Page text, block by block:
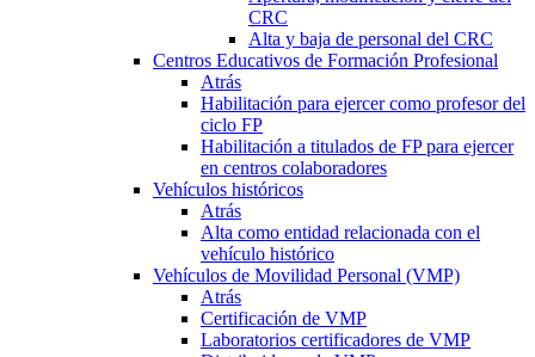
CRC
Alta y baja de personal del CRC
Centros Educativos de Formación Profesional
Atrás
Habilitación para ejercer como profesor del
ciclo FP
Habilitación a titulados de FP para ejercer
en centros colaboradores
Vehículos históricos
Atrás
Alta como entidad relacionada con el
vehículo histórico
Vehículos de Movilidad Personal (VMP)
Atrás
Certificación de VMP
Laboratorios certificadores de VMP